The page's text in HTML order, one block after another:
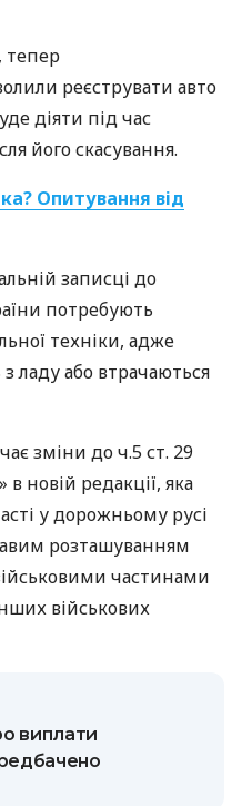
тепер
реєструвати авто
діяти під час
його скасування.
Опитування від
записці до
потребують
техніки, адже
ладу або втрачаються
зміни до ч.5 ст. 29
новій редакції, яка
у дорожньому русі
розташуванням
частинами
військових
виплати